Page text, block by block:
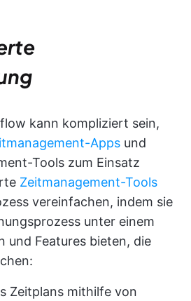
kann kompliziert sein,
Apps und
Tools zum Einsatz
Zeitmanagement-Tools
vereinfachen, indem sie
unter einem
und Features bieten, die
Zeitplans mithilfe von